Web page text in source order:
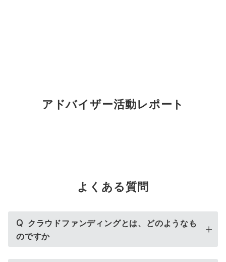
アドバイザー活動レポート
よくある質問
Q クラウドファンディングとは、どのようなも
のですか